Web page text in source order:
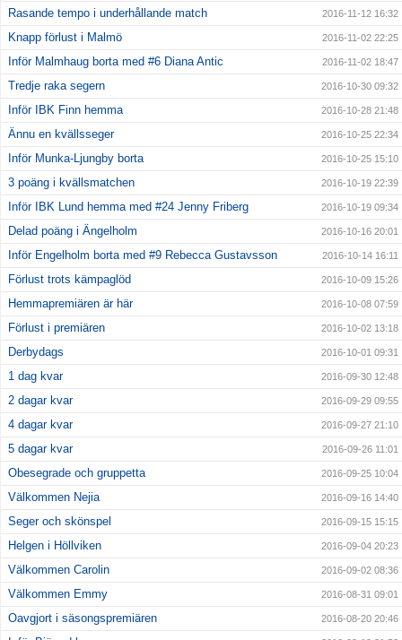
Rasande tempo i underhållande match 2016-11-12 16:32
Knapp förlust i Malmö 2016-11-02 22:25
Inför Malmhaug borta med #6 Diana Antic 2016-11-02 18:47
Tredje raka segern 2016-10-30 09:32
Inför IBK Finn hemma 2016-10-28 21:48
Ännu en kvällsseger 2016-10-25 22:34
Inför Munka-Ljungby borta 2016-10-25 15:10
3 poäng i kvällsmatchen 2016-10-19 22:39
Inför IBK Lund hemma med #24 Jenny Friberg 2016-10-19 09:34
Delad poäng i Ängelholm 2016-10-16 20:01
Inför Engelholm borta med #9 Rebecca Gustavsson 2016-10-14 16:11
Förlust trots kämpaglöd 2016-10-09 15:26
Hemmapremiären är här 2016-10-08 07:59
Förlust i premiären 2016-10-02 13:18
Derbydags 2016-10-01 09:31
1 dag kvar 2016-09-30 12:48
2 dagar kvar 2016-09-29 09:55
4 dagar kvar 2016-09-27 21:10
5 dagar kvar 2016-09-26 11:01
Obesegrade och gruppetta 2016-09-25 10:04
Välkommen Nejia 2016-09-16 14:40
Seger och skönspel 2016-09-15 15:15
Helgen i Höllviken 2016-09-04 20:23
Välkommen Carolin 2016-09-02 08:36
Välkommen Emmy 2016-08-31 09:01
Oavgjort i säsongspremiären 2016-08-20 20:46